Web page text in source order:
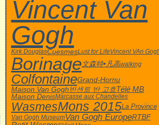
Vincent Van
Gogh
Kirk DouglasCuesmesLust for LifeVincent VAn
Borinage文森特•凡高walking
ColfontaineGrand-Hornu
Maison Van Gogh 빈센트 반 고흐Télé MB
Maison DenisMarcasse aux Chandelles
WasmesMons 2015La Province
Van Gogh MuseumVan Gogh EuropeRTBF